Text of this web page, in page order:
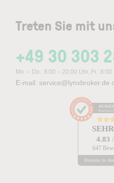
Treten Sie mit
+49 30 303
Mo. – Do.: 8:00 – 20:00 Uhr, Fr.:
E-mail: service@lynxbroker.de
4.83
647
Hinweis zu